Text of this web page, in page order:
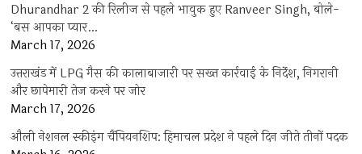
Dhurandhar 2 की रिलीज से पहले भावुक हुए Ranveer Singh, बोले-
‘बस आपका प्यार…
March 17, 2026
उत्तराखंड में LPG गैस की कालाबाजारी पर सख्त कार्रवाई के निर्देश, निगरानी
और छापेमारी तेज करने पर जोर
March 17, 2026
औली नेशनल स्कीइंग चैंपियनशिप: हिमाचल प्रदेश ने पहले दिन जीते तीनों पदक